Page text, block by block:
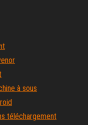
à sous
téléchargement